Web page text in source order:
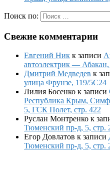
Поиск по:
Свежие комментарии
Евгений Ник к записи
автоэлектрик —
Дмитрий Медведев к
улица Фрунзе, 119/5С24
Лилия Босенко к записи
Республика Крым,
5, ГСК Полет, стр. 422
Руслан Монтренко к
Тюменский пр-д, 5, стр.
Егор Довлатов к записи
Тюменский пр-д, 5, стр.